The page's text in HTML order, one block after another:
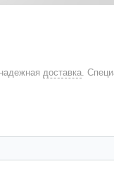
доставка.